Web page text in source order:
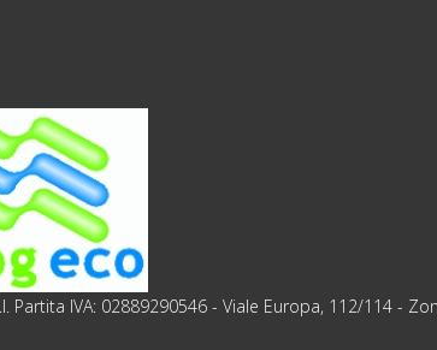
Partita IVA: 02889290546 - Viale Europa, 112/114 -